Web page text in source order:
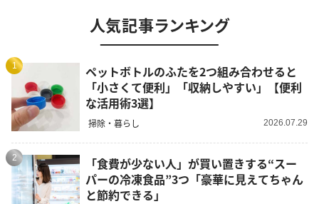
人気記事ランキング
1
ペットボトルのふたを2つ組み合わせると
「小さくて便利」「収納しやすい」【便利
な活用術3選】
掃除・暮らし 2026.07.29
2
「食費が少ない人」が買い置きする“スー
パーの冷凍食品”3つ「豪華に見えてちゃん
と節約できる」